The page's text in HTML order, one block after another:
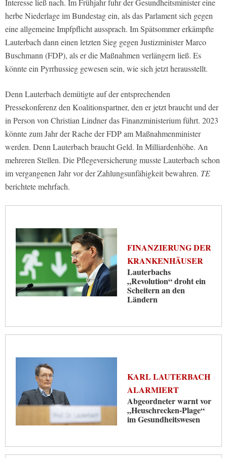
Interesse ließ nach. Im Frühjahr fuhr der Gesundheitsminister eine
herbe Niederlage im Bundestag ein, als das Parlament sich gegen
eine allgemeine Impfpflicht aussprach. Im Spätsommer erkämpfte
Lauterbach dann einen letzten Sieg gegen Justizminister Marco
Buschmann (FDP), als er die Maßnahmen verlängern ließ. Es
könnte ein Pyrrhussieg gewesen sein, wie sich jetzt herausstellt.
Denn Lauterbach demütigte auf der entsprechenden
Pressekonferenz den Koalitionspartner, den er jetzt braucht und der
in Person von Christian Lindner das Finanzministerium führt. 2023
könnte zum Jahr der Rache der FDP am Maßnahmenminister
werden. Denn Lauterbach braucht Geld. In Milliardenhöhe. An
mehreren Stellen. Die Pflegeversicherung musste Lauterbach schon
im vergangenen Jahr vor der Zahlungsunfähigkeit bewahren. TE
berichtete mehrfach.
FINANZIERUNG DER
KRANKENHÄUSER
Lauterbachs
„Revolution“ droht ein
Scheitern an den
Ländern
KARL LAUTERBACH
ALARMIERT
Abgeordneter warnt vor
„Heuschrecken-Plage“
im Gesundheitswesen